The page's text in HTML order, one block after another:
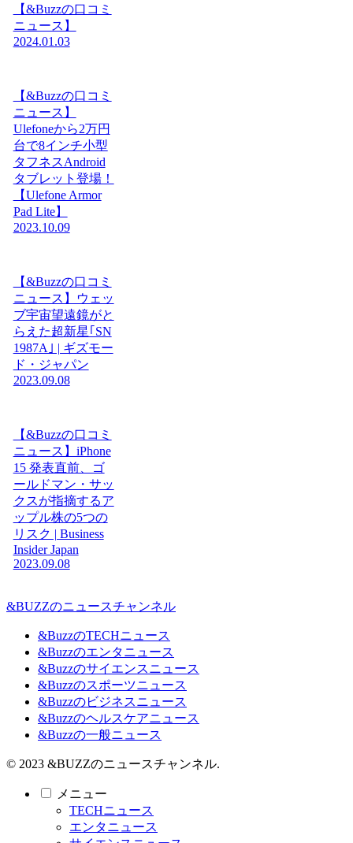
【&Buzzの口コミ
ニュース】
2024.01.03
【&Buzzの口コミ
ニュース】
Ulefoneから2万円
台で8インチ小型
タフネスAndroid
タブレット登場！
【Ulefone Armor
Pad Lite】
2023.10.09
【&Buzzの口コミ
ニュース】ウェッ
ブ宇宙望遠鏡がと
らえた超新星｢SN
1987A｣ | ギズモー
ド・ジャパン
2023.09.08
【&Buzzの口コミ
ニュース】iPhone
15 発表直前、ゴ
ールドマン・サッ
クスが指摘するア
ップル株の5つの
リスク | Business
Insider Japan
2023.09.08
&BUZZのニュースチャンネル
&BuzzのTECHニュース
&Buzzのエンタニュース
&Buzzのサイエンスニュース
&Buzzのスポーツニュース
&Buzzのビジネスニュース
&Buzzのヘルスケアニュース
&Buzzの一般ニュース
© 2023 &BUZZのニュースチャンネル.
メニュー
TECHニュース
エンタニュース